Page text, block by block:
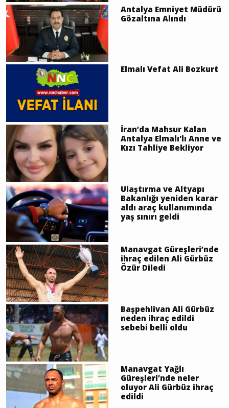
Antalya Emniyet Müdürü
Gözaltına Alındı
Elmalı Vefat Ali Bozkurt
İran’da Mahsur Kalan
Antalya Elmalı'lı Anne ve
Kızı Tahliye Bekliyor
Ulaştırma ve Altyapı
Bakanlığı yeniden karar
aldı araç kullanımında
yaş sınırı geldi
Manavgat Güreşleri’nde
ihraç edilen Ali Gürbüz
Özür Diledi
Başpehlivan Ali Gürbüz
neden ihraç edildi
sebebi belli oldu
Manavgat Yağlı
Güreşleri’nde neler
oluyor Ali Gürbüz ihraç
edildi